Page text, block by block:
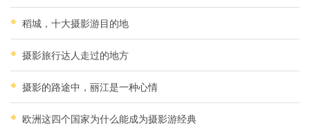
稻城，十大摄影游目的地
摄影旅行达人走过的地方
摄影的路途中，丽江是一种心情
欧洲这四个国家为什么能成为摄影游经典